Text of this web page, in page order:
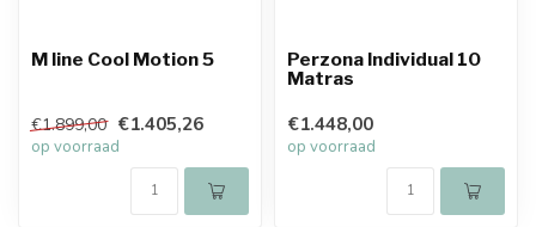
M line Cool Motion 5
€1.899,00 €1.405,26
op voorraad
Perzona Individual 10
Matras
€1.448,00
op voorraad